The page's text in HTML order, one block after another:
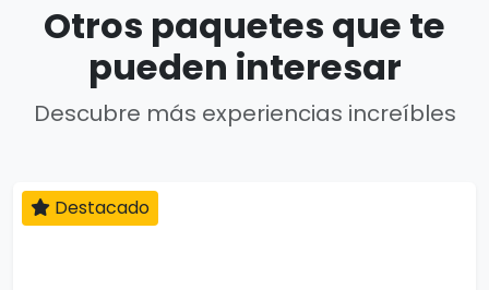
Otros paquetes que te
pueden interesar
Descubre más experiencias increíbles
Destacado